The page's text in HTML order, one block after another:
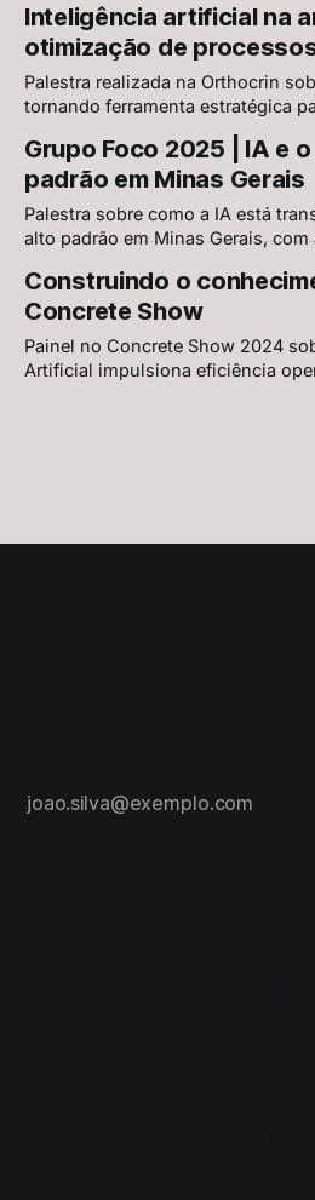
julgamento crítico do profissional.
limites e riscos
Inteligência artificial na
otimização de
Palestra realizada na Orthocrin
tornando ferramenta estratégica
ampliando capacidade criativa e
automação de dados, verificação
visualização arquitetônica
Grupo Foco 2025 | IA e
padrão em Minas Gerais
Palestra sobre como a IA está
alto padrão em Minas Gerais,
viabilidade, design generativo,
fabricação digital. Uma discussão
riscos e o papel da curadoria
automação.
Construindo o
Concrete Show
Painel no Concrete Show 2024
Artificial impulsiona eficiência